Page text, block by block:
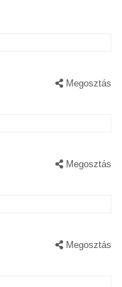
Megosztás
Megosztás
Megosztás